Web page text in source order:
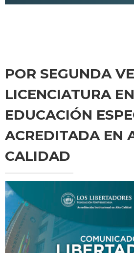
POR SEGUNDA
LICENCIATURA EN
EDUCACIÓN
ACREDITADA EN
CALIDAD